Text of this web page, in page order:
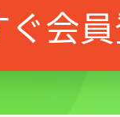
ぐ会